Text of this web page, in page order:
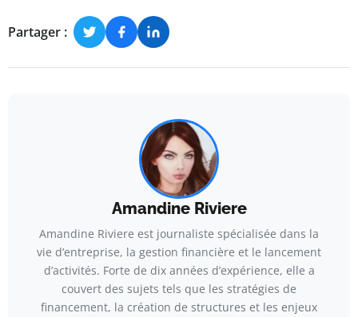
Partager :
Amandine Riviere
Amandine Riviere est journaliste spécialisée dans la
vie d’entreprise, la gestion financière et le lancement
d’activités. Forte de dix années d’expérience, elle a
couvert des sujets tels que les stratégies de
financement, la création de structures et les enjeux